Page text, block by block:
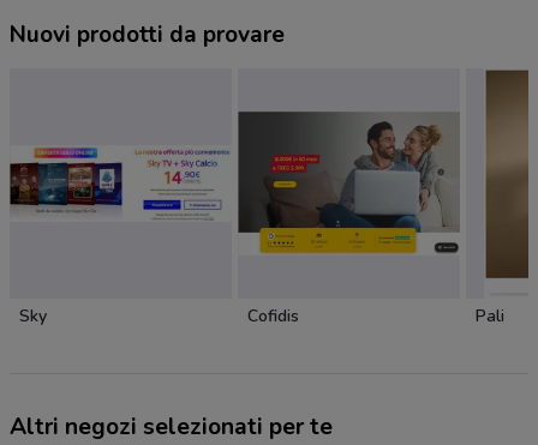
Nuovi prodotti da provare
Sky Cofidis Pali
Altri negozi selezionati per te